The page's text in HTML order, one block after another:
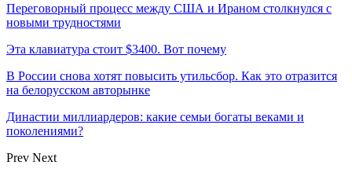
Переговорный процесс между США и Ираном столкнулся с
новыми трудностями
Эта клавиатура стоит $3400. Вот почему
В России снова хотят повысить утильсбор. Как это отразится
на белорусском авторынке
Династии миллиардеров: какие семьи богаты веками и
поколениями?
Prev Next